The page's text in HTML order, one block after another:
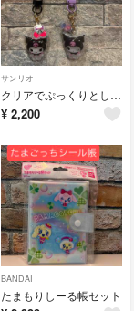
サンリオ
クリアでぷっくりとしたキーホルダー クロミ
¥ 2,200
BANDAI
たまもりしーる帳セット